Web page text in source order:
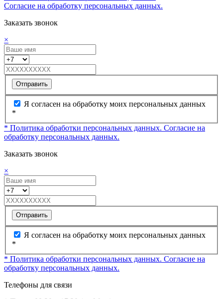
Согласие на обработку персональных данных.
Заказать звонок
×
Отправить
Я согласен на обработку моих персональных данных
*
* Политика обработки персональных данных. Согласие на
обработку персональных данных.
Заказать звонок
×
Отправить
Я согласен на обработку моих персональных данных
*
* Политика обработки персональных данных. Согласие на
обработку персональных данных.
Телефоны для связи